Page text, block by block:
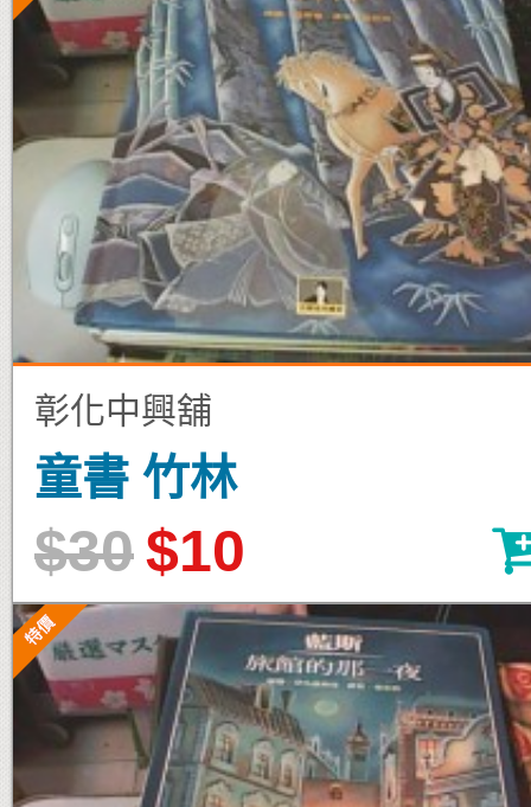
彰化中興舖
童書 竹林
$30$10